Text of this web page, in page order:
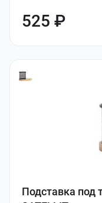
525 ₽
Подставка под